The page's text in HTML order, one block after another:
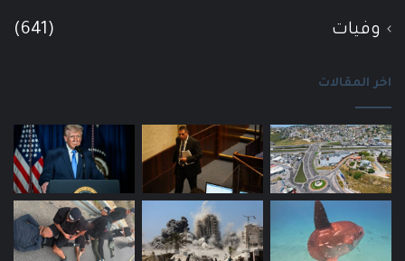
وفيات (641)
اخر المقالات